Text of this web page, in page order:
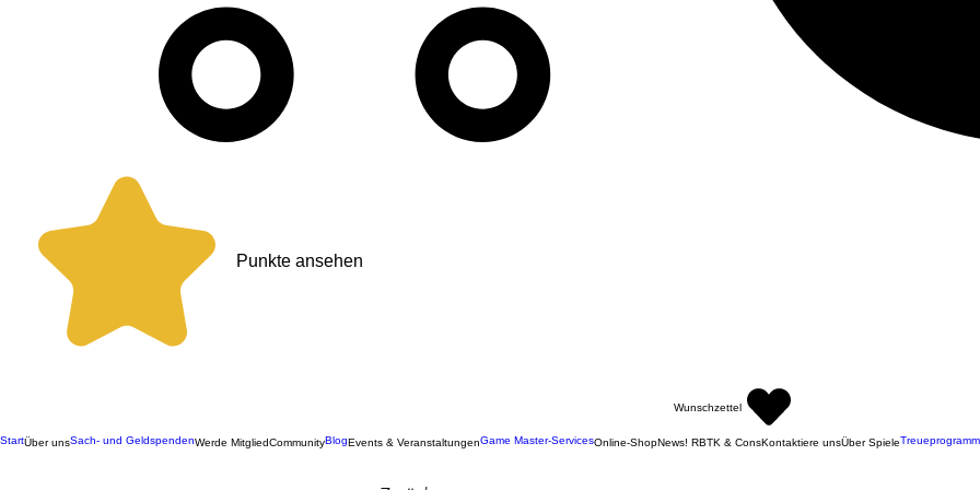
Punkte ansehen
Wunschzettel
StartÜber unsSach- und GeldspendenWerde MitgliedCommunityBlogEvents & VeranstaltungenGame Master-ServicesOnline-ShopNews! RBTK & ConsKontaktiere unsÜber SpieleTreueprogramm